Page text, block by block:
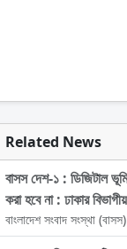
Related News
বাসস দেশ-১ : ডিজিটাল
করা হবে না : ঢাকার
বাংলাদেশ সংবাদ সংস্থা (বাসস)